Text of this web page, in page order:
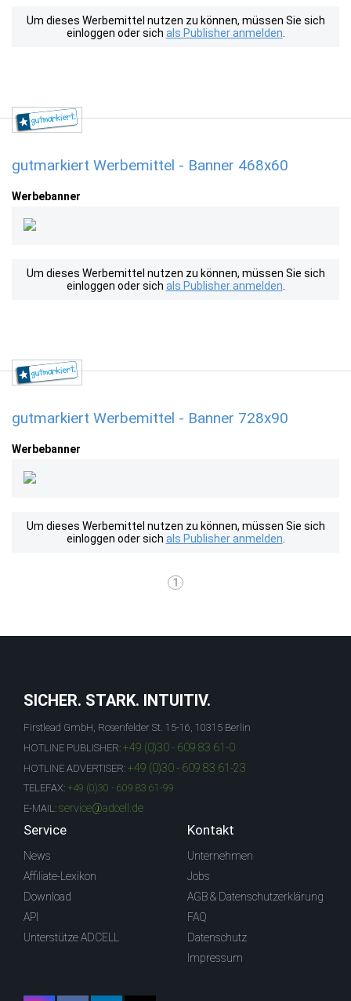
Um dieses Werbemittel nutzen zu können, müssen Sie sich
einloggen oder sich als Publisher anmelden
gutmarkiert Werbemittel - Banner 468x60
Werbebanner
Um dieses Werbemittel nutzen zu können, müssen Sie sich
einloggen oder sich als Publisher anmelden
gutmarkiert Werbemittel - Banner 728x90
Werbebanner
Um dieses Werbemittel nutzen zu können, müssen Sie sich
einloggen oder sich als Publisher anmelden
1
SICHER. STARK. INTUITIV.
Firstlead GmbH, Rosenfelder St. 15-16, 10315 Berlin
HOTLINE PUBLISHER: +49 (0)30 - 609 83 61-0
HOTLINE ADVERTISER: +49 (0)30 - 609 83 61-23
TELEFAX: +49 (0)30 - 609 83 61-99
E-MAIL: service@adcell.de
Service
News
Affiliate-Lexikon
Download
API
Unterstütze ADCELL
Kontakt
Unternehmen
Jobs
AGB & Datenschutzerklärung
FAQ
Datenschutz
Impressum